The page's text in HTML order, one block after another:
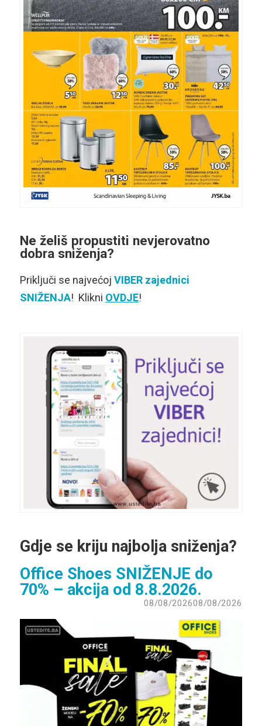
Ne želiš propustiti nevjerovatno
dobra sniženja?
Priključi se najvećoj VIBER zajednici
SNIŽENJA! Klikni OVDJE!
Gdje se kriju najbolja sniženja?
Office Shoes SNIŽENJE do
70% – akcija od 8.8.2026.
08/08/202608/08/2026